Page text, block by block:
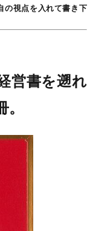
の視点を入れて書き下
営書を遡れ